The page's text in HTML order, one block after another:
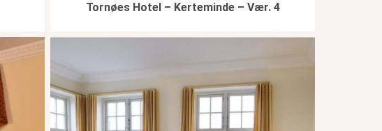
Tornøes Hotel – Kerteminde – Vær. 4